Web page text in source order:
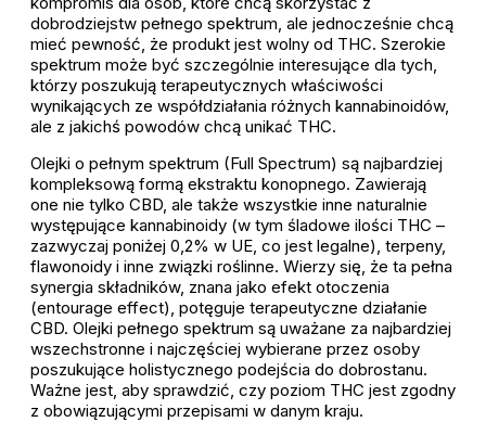
dobrodziejstw pełnego spektrum, ale jednocześnie chcą
mieć pewność, że produkt jest wolny od THC. Szerokie
spektrum może być szczególnie interesujące dla tych,
którzy poszukują terapeutycznych właściwości
wynikających ze współdziałania różnych kannabinoidów,
ale z jakichś powodów chcą unikać THC.
Olejki o pełnym spektrum (Full Spectrum) są najbardziej
kompleksową formą ekstraktu konopnego. Zawierają
one nie tylko CBD, ale także wszystkie inne naturalnie
występujące kannabinoidy (w tym śladowe ilości THC –
zazwyczaj poniżej 0,2% w UE, co jest legalne), terpeny,
flawonoidy i inne związki roślinne. Wierzy się, że ta pełna
synergia składników, znana jako efekt otoczenia
(entourage effect), potęguje terapeutyczne działanie
CBD. Olejki pełnego spektrum są uważane za najbardziej
wszechstronne i najczęściej wybierane przez osoby
poszukujące holistycznego podejścia do dobrostanu.
Ważne jest, aby sprawdzić, czy poziom THC jest zgodny
z obowiązującymi przepisami w danym kraju.